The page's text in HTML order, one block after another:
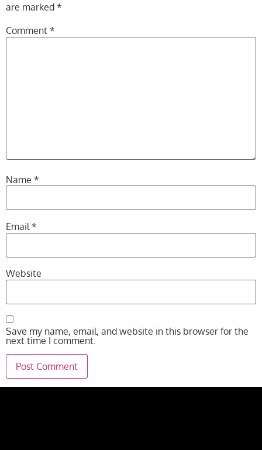
are marked *
Comment *
Name *
Email*
Website
Save my name, email, and website in this browser for the
next time I comment.